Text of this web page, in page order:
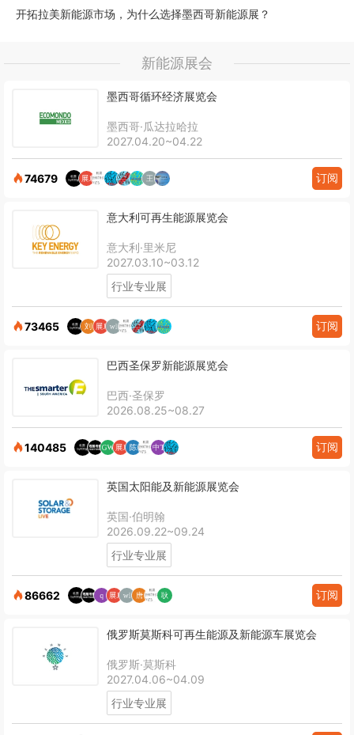
开拓拉美新能源市场，为什么选择墨西哥新能源展？
新能源展会
墨西哥循环经济展览会
墨西哥·瓜达拉哈拉
2027.04.20~04.22
74679 订阅
意大利可再生能源展览会
意大利·里米尼
2027.03.10~03.12
行业专业展
73465 订阅
巴西圣保罗新能源展览会
巴西·圣保罗
2026.08.25~08.27
140485 订阅
英国太阳能及新能源展览会
英国·伯明翰
2026.09.22~09.24
行业专业展
86662 订阅
俄罗斯莫斯科可再生能源及新能源车展览会
俄罗斯·莫斯科
2027.04.06~04.09
行业专业展